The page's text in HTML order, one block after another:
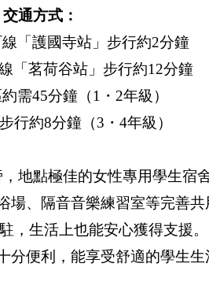
交通方式：
「護國寺站」步行約2分鐘
「茗荷谷站」步行約12分鐘
需45分鐘（1・2年級）
行約8分鐘（3・4年級）
地點極佳的女性專用學生宿舍
、隔音音樂練習室等完善共
，生活上也能安心獲得支援。
分便利，能享受舒適的學生生